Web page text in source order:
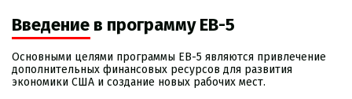
Введение в программу EB-5
Основными целями программы EB-5 являются привлечение
дополнительных финансовых ресурсов для развития
экономики США и создание новых рабочих мест.